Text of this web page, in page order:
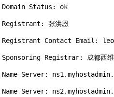
Domain Status: ok
Registrant: 张洪恩
Registrant Contact Email:
Sponsoring Registrar: 成都西维
Name Server:
Name Server: